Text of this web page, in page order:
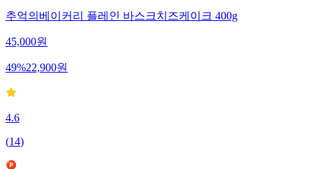
추억의베이커리 플레인 바스크치즈케이크 400g
45,000원
49%22,900원
4.6
(14)